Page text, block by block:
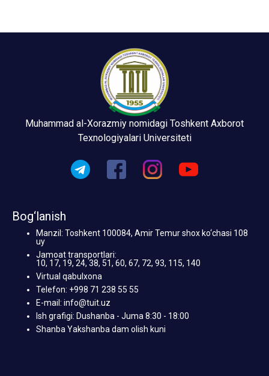
Muhammad al-Xorazmiy nomidagi Toshkent Axborot
Texnologiyalari Universiteti
Bog‘lanish
Manzil: Toshkent 100084, Amir Temur shox ko‘chasi 108
uy
Jamoat transportlari:
10, 17, 19, 24, 38, 51, 60, 67, 72, 93, 115, 140
Virtual qabulxona
Telefon: +998 71 238 55 55
E-mail: info@tuit.uz
Ish grafigi: Dushanba - Juma 8:30 - 18:00
Shanba Yakshanba dam olish kuni